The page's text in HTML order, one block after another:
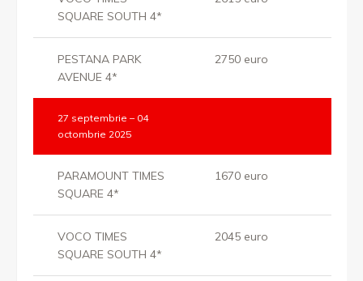
SQUARE SOUTH 4*
PESTANA PARK
AVENUE 4*
2750 euro
27 septembrie – 04
octombrie 2025
PARAMOUNT TIMES
SQUARE 4*
1670 euro
VOCO TIMES
SQUARE SOUTH 4*
2045 euro